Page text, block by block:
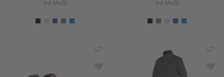
mit MwSt. mit MwSt.
ZUR WUNSCHLISTE HINZUFÜGEN